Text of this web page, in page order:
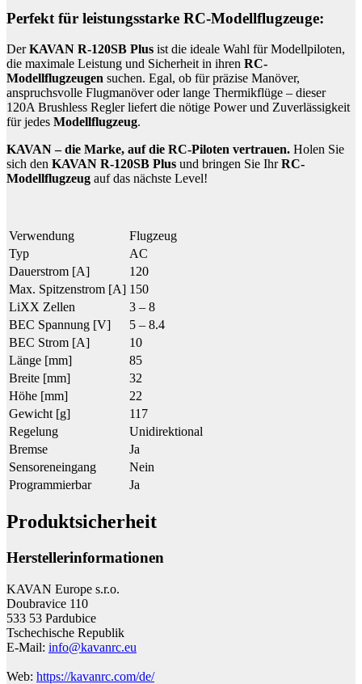
Perfekt für leistungsstarke RC-Modellflugzeuge:
DerKAVAN R-120SB Plus ist die ideale Wahl für Modellpiloten,
die maximale Leistung und Sicherheit in ihren RC-
Modellflugzeugen suchen. Egal, ob für präzise Manöver,
anspruchsvolle Flugmanöver oder lange Thermikflüge – dieser
120A Brushless Regler liefert die nötige Power und Zuverlässigkeit
für jedes Modellflugzeug.
KAVAN – die Marke, auf die RC-Piloten vertrauen. Holen Sie
sich den KAVAN R-120SB Plus und bringen Sie IhrRC-
Modellflugzeug auf das nächste Level!
Verwendung
Flugzeug
Typ
AC
Dauerstrom [A]
120
Max. Spitzenstrom [A] 150
LiXX Zellen
3 – 8
BEC Spannung [V]
5 – 8.4
BEC Strom [A]
10
Länge [mm]
85
Breite [mm]
32
Höhe [mm]
22
Gewicht [g]
117
Regelung
Unidirektional
Bremse
Ja
Sensoreneingang
Nein
Programmierbar
Ja
Produktsicherheit
Herstellerinformationen
KAVAN Europe s.r.o.
Doubravice 110
533 53 Pardubice
Tschechische Republik
E-Mail: info@kavanrc.eu
Web: https://kavanrc.com/de/